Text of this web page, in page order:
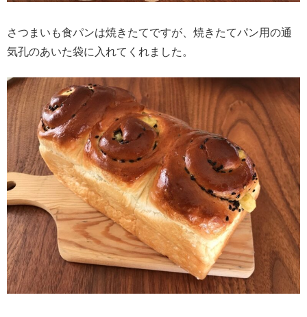
さつまいも食パンは焼きたてですが、焼きたてパン用の通
気孔のあいた袋に入れてくれました。